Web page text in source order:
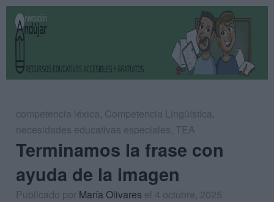
competencia léxica, Competencia Lingüística,
necesidades educativas especiales, TEA
Terminamos la frase con
ayuda de la imagen
Publicado por María Olivares el 4 octubre, 2025